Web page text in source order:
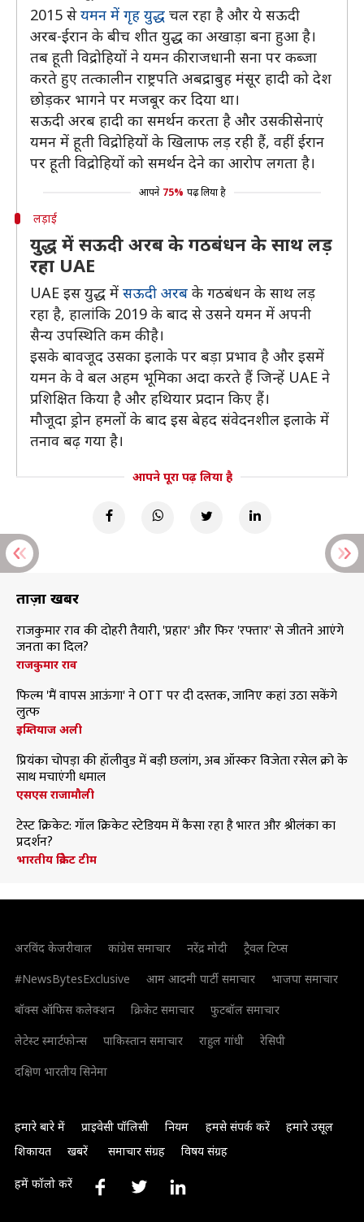
2015 सेयमन में गृह युद्ध चल रहा है और ये सऊदी
अरब-ईरान के बीच शीत युद्ध का अखाड़ा बना हुआ है।
तब हूती विद्रोहियों ने यमन की राजधानी सना पर कब्जा
करते हुए तत्कालीन राष्ट्रपति अबद्राबुह मंसूर हादी को देश
छोड़कर भागने पर मजबूर कर दिया था।
सऊदी अरब हादी का समर्थन करता है और उसकी सेनाएं
यमन में हूती विद्रोहियों के खिलाफ लड़ रही हैं, वहीं ईरान
पर हूती विद्रोहियों को समर्थन देने का आरोप लगता है।
आपने 75% पढ़ लिया है
लड़ाई
युद्ध में सऊदी अरब के गठबंधन के साथ लड़
रहा UAE
UAE इस युद्ध में सऊदी अरब के गठबंधन के साथ लड़
रहा है, हालांकि 2019 के बाद से उसने यमन में अपनी
सैन्य उपस्थिति कम की है।
इसके बावजूद उसका इलाके पर बड़ा प्रभाव है और इसमें
यमन के वे बल अहम भूमिका अदा करते हैं जिन्हें UAE ने
प्रशिक्षित किया है और हथियार प्रदान किए हैं।
मौजूदा ड्रोन हमलों के बाद इस बेहद संवेदनशील इलाके में
तनाव बढ़ गया है।
आपने पूरा पढ़ लिया है
ताज़ा खबरें
राजकुमार राव की दोहरी तैयारी, 'प्रहार' और फिर 'रफ्तार' से जीतने आएंगे
जनता का दिल?
राजकुमार राव
फिल्म 'मैं वापस आऊंगा' ने OTT पर दी दस्तक, जानिए कहां उठा सकेंगे
लुत्फ
इम्तियाज अली
प्रियंका चोपड़ा की हॉलीवुड में बड़ी छलांग, अब ऑस्कर विजेता रसेल क्रो के
साथ मचाएंगी धमाल
एसएस राजामौली
टेस्ट क्रिकेट: गॉल क्रिकेट स्टेडियम में कैसा रहा है भारत और श्रीलंका का
प्रदर्शन?
भारतीय क्रिकेट टीम
अरविंद केजरीवाल कांग्रेस समाचार नरेंद्र मोदी
ट्रैवल टिप्स
#NewsBytesExclusive
आम आदमी पार्टी समाचार
भाजपा समाचार
बॉक्स ऑफिस कलेक्शन
क्रिकेट समाचार
फुटबॉल समाचार
लेटेस्ट स्मार्टफोन्स
पाकिस्तान समाचार राहुल गांधी
रेसिपी
दक्षिण भारतीय सिनेमा
हमारे बारे में प्राइवेसी पॉलिसी नियम हमसे संपर्क करें
हमारे उसूल
शिकायत
खबरें समाचार संग्रह विषय संग्रह
हमें फॉलो करें